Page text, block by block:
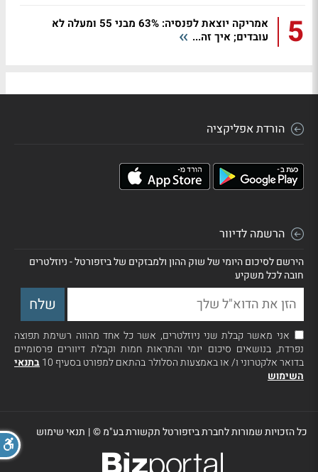
5
אמריקה יוצאת לפנסיה: 63% מבני 55 ומעלה לא
עובדים; איך זה...
הורדת אפליקציה
הרשמה לדיוור
הירשם לסיכום היומי של שוק ההון ולמבזקים של ביזפורטל - ניוזלטרים
חובה לכל משקיע
אני מאשר קבלת שני ניוזלטרים, אשר כל אחד מהווה רשימת תפוצה
נפרדת, בנושאים סיכום יומי והתראות חמות וקבלת דיוורים פרסומיים
בדואר אלקטרוני ו/ או באמצעות הסלולר בהתאם למפורט בסעיף 10
בתנאי
השימוש
כל הזכויות שמורות לחברת ביזפורטל תקשורת בע"מ ©| תנאי שימוש